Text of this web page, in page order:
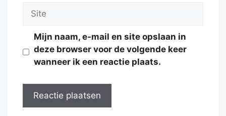
Site
Mijn naam, e-mail en site opslaan in
deze browser voor de volgende keer
wanneer ik een reactie plaats.